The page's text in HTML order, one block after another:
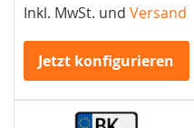
Inkl. MwSt. und Versand
Jetzt konfigurieren